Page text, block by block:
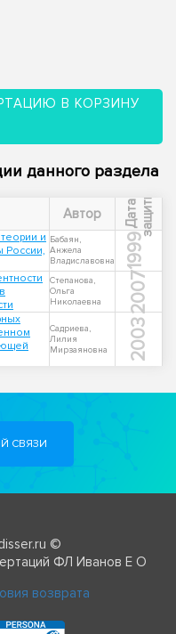
В КОРЗИНУ
данного раздела
Автор Д
а
т
а
з
а
щ
и
т ы
и
России,
Бабаян,
Анжела
Владиславовна
1999
Степанова,
Ольга
Николаевна
2007
Садриева,
Лилия
Мирзаяновна
2003
СВЯЗИ
©
ФЛ Иванов Е О
возврата